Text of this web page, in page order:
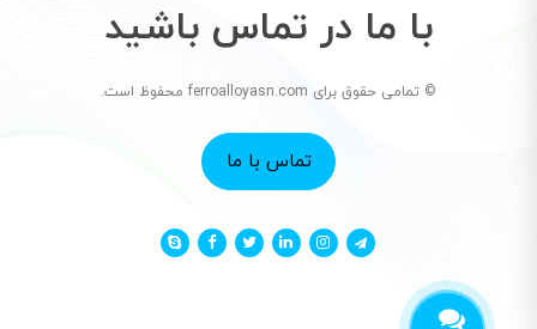
با ما در تماس باشید
© تمامی حقوق برای ferroalloyasn.com محفوظ است.
تماس با ما